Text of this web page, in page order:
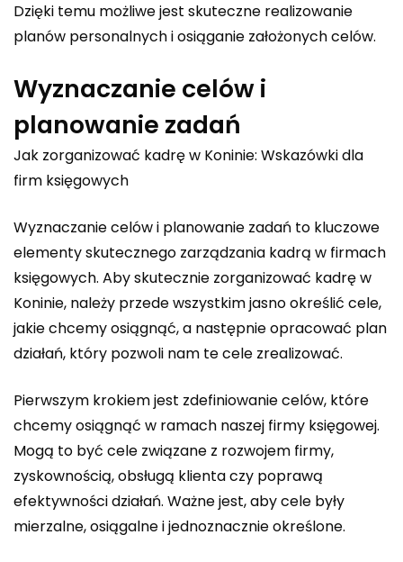
Dzięki temu możliwe jest skuteczne realizowanie
planów personalnych i osiąganie założonych celów.
Wyznaczanie celów i
planowanie zadań
Jak zorganizować kadrę w Koninie: Wskazówki dla
firm księgowych
Wyznaczanie celów i planowanie zadań to kluczowe
elementy skutecznego zarządzania kadrą w firmach
księgowych. Aby skutecznie zorganizować kadrę w
Koninie, należy przede wszystkim jasno określić cele,
jakie chcemy osiągnąć, a następnie opracować plan
działań, który pozwoli nam te cele zrealizować.
Pierwszym krokiem jest zdefiniowanie celów, które
chcemy osiągnąć w ramach naszej firmy księgowej.
Mogą to być cele związane z rozwojem firmy,
zyskownością, obsługą klienta czy poprawą
efektywności działań. Ważne jest, aby cele były
mierzalne, osiągalne i jednoznacznie określone.